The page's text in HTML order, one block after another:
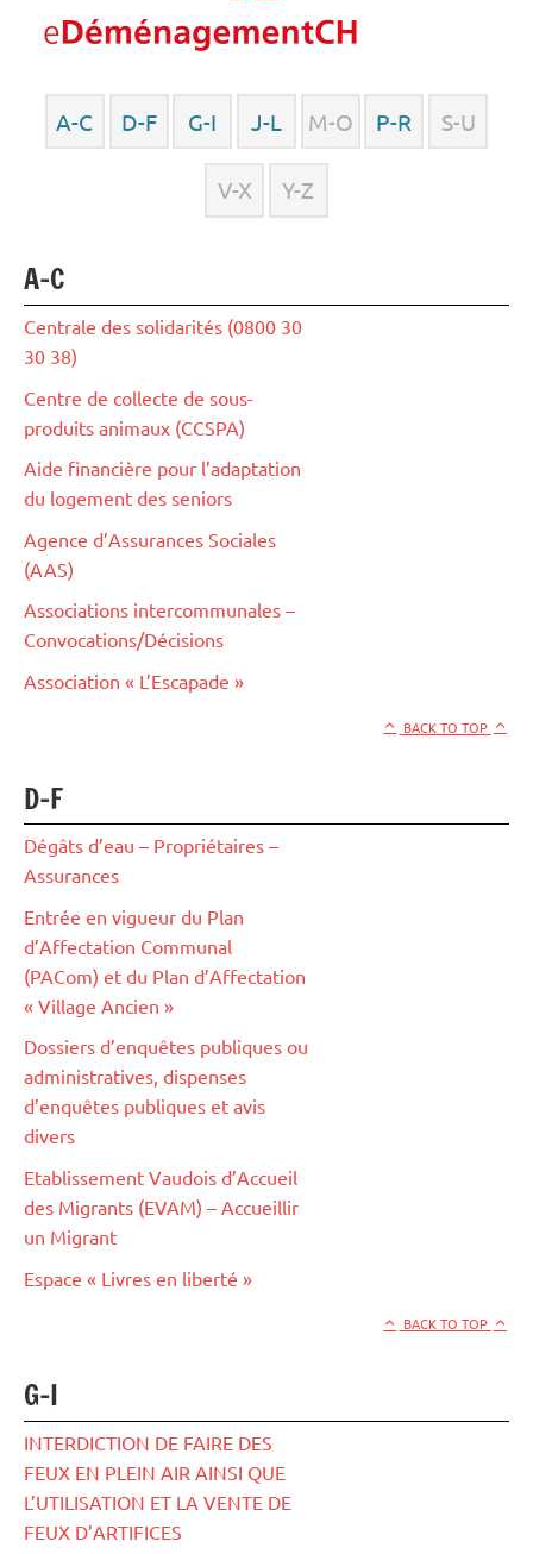
A-C D-F G-I J-L M-O P-R S-U
V-X Y-Z
A-C
Centrale des solidarités (0800 30
30 38)
Centre de collecte de sous-
produits animaux (CCSPA)
Aide financière pour l’adaptation
du logement des seniors
Agence d’Assurances Sociales
(AAS)
Associations intercommunales –
Convocations/Décisions
Association « L’Escapade »
BACK TO TOP
D-F
Dégâts d’eau – Propriétaires –
Assurances
Entrée en vigueur du Plan
d’Affectation Communal
(PACom) et du Plan d’Affectation
« Village Ancien »
Dossiers d’enquêtes publiques ou
administratives, dispenses
d’enquêtes publiques et avis
divers
Etablissement Vaudois d’Accueil
des Migrants (EVAM) – Accueillir
un Migrant
Espace « Livres en liberté »
BACK TO TOP
G-I
INTERDICTION DE FAIRE DES
FEUX EN PLEIN AIR AINSI QUE
L’UTILISATION ET LA VENTE DE
FEUX D’ARTIFICES